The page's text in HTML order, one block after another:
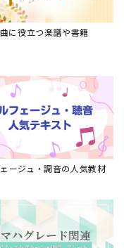
に役立つ楽譜や書籍
ージュ・調音の人気教材